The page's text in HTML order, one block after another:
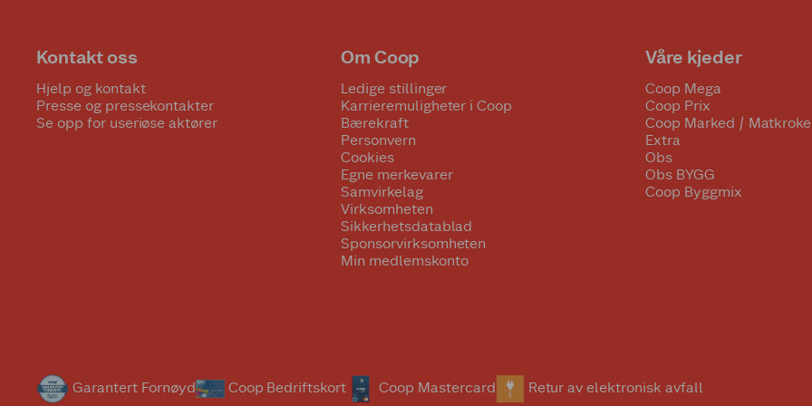
Kontakt oss
Hjelp og kontakt
Presse og pressekontakter
Se opp for useriøse aktører
Om Coop
Ledige stillinger
Karrieremuligheter i Coop
Bærekraft
Personvern
Cookies
Egne merkevarer
Samvirkelag
Virksomheten
Sikkerhetsdatablad
Sponsorvirksomheten
Min medlemskonto
Våre kjeder
Coop Mega
Coop Prix
Coop Marked /
Extra
Obs
Obs BYGG
Coop Byggmix
Garantert Fornøyd Coop Bedriftskort Coop Mastercard Retur av elektronisk avfall